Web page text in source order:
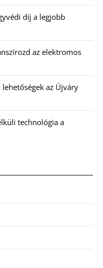
díj a legjobb
az elektromos
lehetőségek az Újváry
technológia a